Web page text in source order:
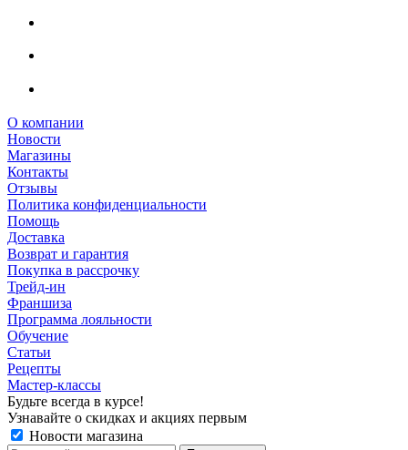
О компании
Новости
Магазины
Контакты
Отзывы
Политика конфиденциальности
Помощь
Доставка
Возврат и гарантия
Покупка в рассрочку
Трейд-ин
Франшиза
Программа лояльности
Обучение
Статьи
Рецепты
Мастер-классы
Будьте всегда в курсе!
Узнавайте о скидках и акциях первым
Новости магазина